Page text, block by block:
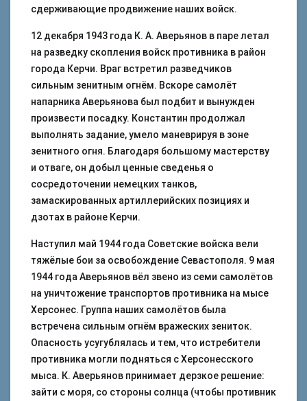
сдерживающие продвижение наших войск.
12 декабря 1943 года К. А. Аверьянов в паре летал
на разведку скопления войск противника в район
города Керчи. Враг встретил разведчиков
сильным зенитным огнём. Вскоре самолёт
напарника Аверьянова был подбит и вынужден
произвести посадку. Константин продолжал
выполнять задание, умело маневрируя в зоне
зенитного огня. Благодаря большому мастерству
и отваге, он добыл ценные сведенья о
сосредоточении немецких танков,
замаскированных артиллерийских позициях и
дзотах в районе Керчи.
Наступил май 1944 года Советские войска вели
тяжёлые бои за освобождение Севастополя. 9 мая
1944 года Аверьянов вёл звено из семи самолётов
на уничтожение транспортов противника на мысе
Херсонес. Группа наших самолётов была
встречена сильным огнём вражеских зениток.
Опасность усугублялась и тем, что истребители
противника могли подняться с Херсонесского
мыса. К. Аверьянов принимает дерзкое решение:
зайти с моря, со стороны солнца (чтобы противник